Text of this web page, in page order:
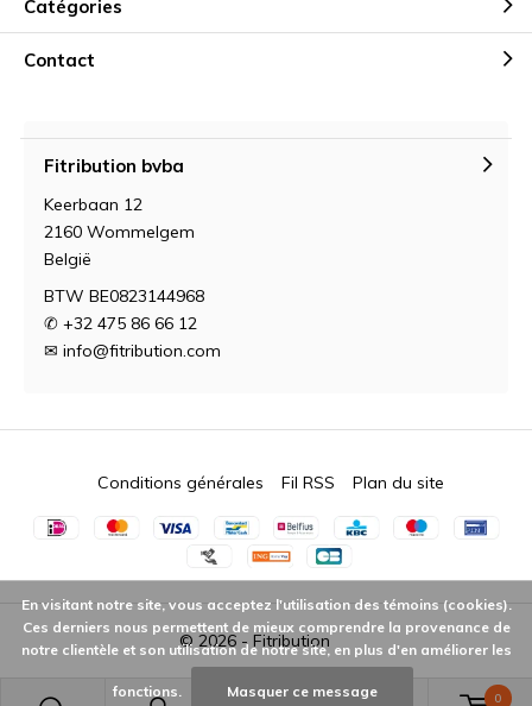
0
Catégories
Contact
Fitribution bvba
Keerbaan 12
2160 Wommelgem
België
BTW BE0823144968
✆ +32 475 86 66 12
✉ info@fitribution.com
© 2026 - Fitribution
Conditions générales Fil RSS Plan du site
En visitant notre site, vous acceptez l'utilisation des témoins (cookies).
Ces derniers nous permettent de mieux comprendre la provenance de
notre clientèle et son utilisation de notre site, en plus d'en améliorer les
fonctions. Masquer ce message